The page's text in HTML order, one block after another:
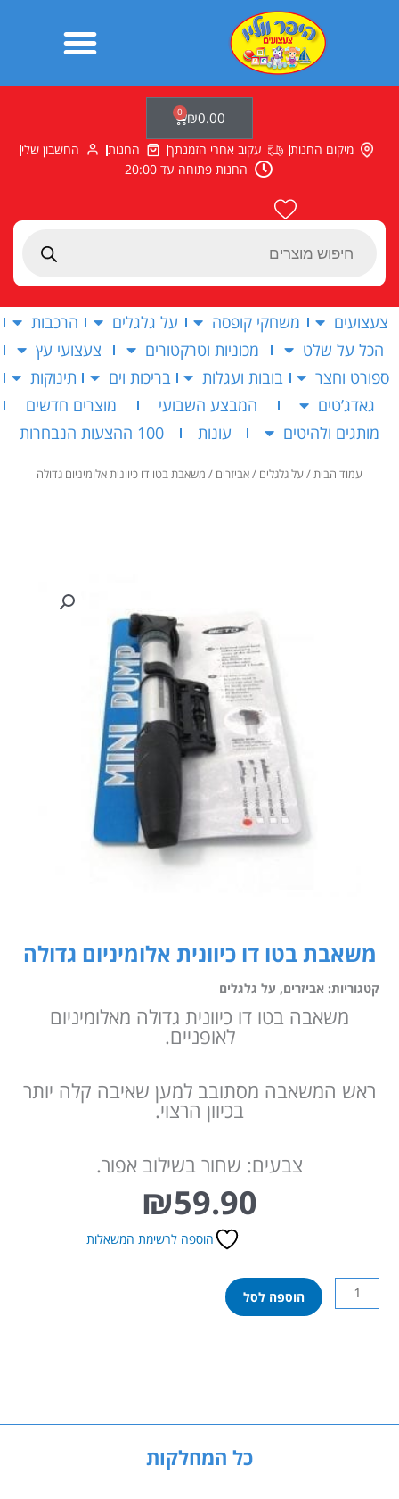
Products
₪0.00
0
עגלת
קניות
מיקום החנות עקוב אחרי הזמנתך החנות
החשבון שלי
החנות פתוחה עד 20:00
צעצועים משחקי קופסה על גלגלים
הרכבות
הכל על שלט
מכוניות וטרקטורים
צעצועי עץ
ספורט וחצר
בובות ועגלות בריכות וים
תינוקות
גאדג’טים
המבצע השבועי
מוצרים חדשים
מותגים ולהיטים
עונות 100 ההצעות הנבחרות
עמוד הבית/על גלגלים /אביזרים / משאבת בטו דו כיוונית אלומיניום גדולה
משאבת בטו דו כיוונית אלומיניום גדולה
קטגוריות:אביזרים, על גלגלים
משאבה בטו דו כיוונית גדולה מאלומיניום
לאופניים.
ראש המשאבה מסתובב למען שאיבה קלה יותר
בכיוון הרצוי.
צבעים: שחור בשילוב אפור.
₪59.90
הוספה לרשימת המשאלות
כמות
של
גדולה
הוספה לסל
כל המחלקות